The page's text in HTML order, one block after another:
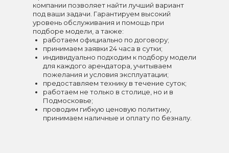
компании позволяет найти лучший вариант
под ваши задачи. Гарантируем высокий
уровень обслуживания и помощь при
подборе модели, а также:
работаем официально по договору;
принимаем заявки 24 часа в сутки;
индивидуально подходим к подбору модели
для каждого арендатора, учитываем
пожелания и условия эксплуатации;
предоставляем технику в течение суток;
работаем не только в столице, но и в
Подмосковье;
проводим гибкую ценовую политику,
принимаем наличные и оплату по безналу.